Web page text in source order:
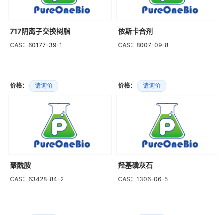
717阴离子交换树脂
CAS：60177-39-1
价格： 请询价
依斯卡合剂
CAS：8007-09-8
价格： 请询价
聚酰胺
CAS：63428-84-2
羟基磷灰石
CAS：1306-06-5